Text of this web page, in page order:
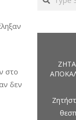
στο
δεν